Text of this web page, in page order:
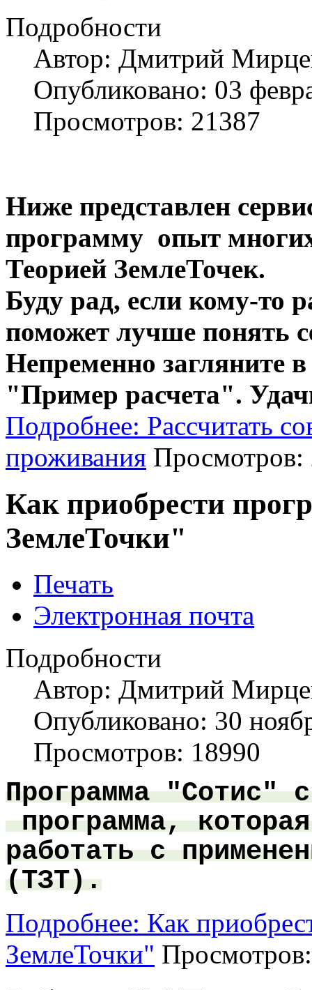
Подробности
Автор: Дмитрий
Опубликовано: 03
Просмотров: 21387
Ниже представлен
программу опыт
Теорией ЗемлеТочек.
Буду рад, если кому-то
поможет лучше понять
Непременно загляните
"Пример расчета".
Подробнее: Рассчитать
проживания Просмотров:
Как приобрести
ЗемлеТочки"
Печать
Электронная почта
Подробности
Автор: Дмитрий
Опубликовано: 30
Просмотров: 18990
Программа "Сотис"
программа,
работать с
(ТЗТ).
Подробнее: Как
ЗемлеТочки"